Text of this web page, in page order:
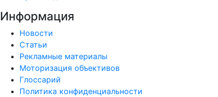
Информация
Новости
Статьи
Рекламные материалы
Моторизация объективов
Глоссарий
Политика конфиденциальности